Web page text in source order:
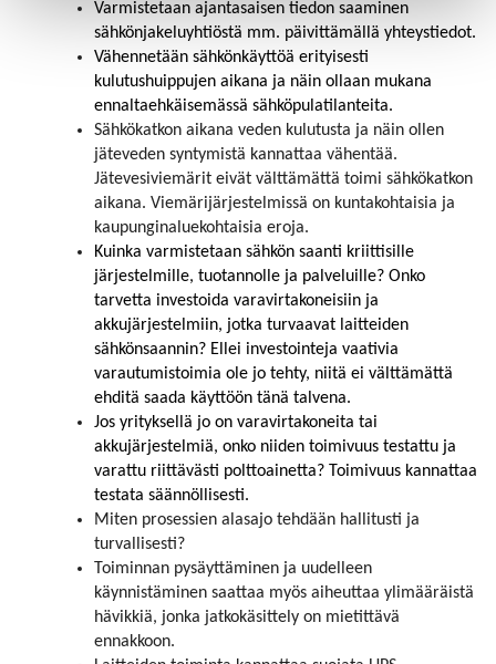
Varmistetaan ajantasaisen tiedon saaminen
sähkönjakeluyhtiöstä mm. päivittämällä yhteystiedot.
Vähennetään sähkönkäyttöä erityisesti
kulutushuippujen aikana ja näin ollaan mukana
ennaltaehkäisemässä sähköpulatilanteita.
Sähkökatkon aikana veden kulutusta ja näin ollen
jäteveden syntymistä kannattaa vähentää.
Jätevesiviemärit eivät välttämättä toimi sähkökatkon
aikana. Viemärijärjestelmissä on kuntakohtaisia ja
kaupunginaluekohtaisia eroja.
Kuinka varmistetaan sähkön saanti kriittisille
järjestelmille, tuotannolle ja palveluille? Onko
tarvetta investoida varavirtakoneisiin ja
akkujärjestelmiin, jotka turvaavat laitteiden
sähkönsaannin? Ellei investointeja vaativia
varautumistoimia ole jo tehty, niitä ei välttämättä
ehditä saada käyttöön tänä talvena.
Jos yrityksellä jo on varavirtakoneita tai
akkujärjestelmiä, onko niiden toimivuus testattu ja
varattu riittävästi polttoainetta? Toimivuus kannattaa
testata säännöllisesti.
Miten prosessien alasajo tehdään hallitusti ja
turvallisesti?
Toiminnan pysäyttäminen ja uudelleen
käynnistäminen saattaa myös aiheuttaa ylimääräistä
hävikkiä, jonka jatkokäsittely on mietittävä
ennakkoon.